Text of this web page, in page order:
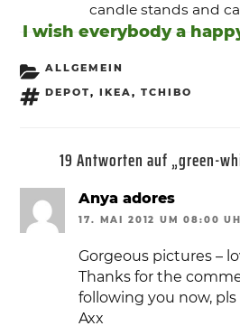
candle stands and
I wish everybody a
KATEGORIEN
ALLGEMEIN
SCHLAGWÖRTER
DEPOT, IKEA, TCHIBO
19 Antworten auf „green-
Anya adores
17. MAI 2012 UM 08:00
Gorgeous pictures –
Thanks for the
following you now,
Axx